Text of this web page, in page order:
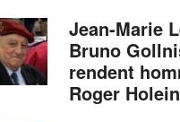
Jean-Marie
Bruno
rendent
Roger